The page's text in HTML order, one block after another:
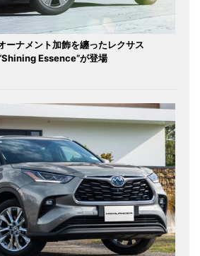
ーナメント加飾を纏ったレクサス
Essence”が登場